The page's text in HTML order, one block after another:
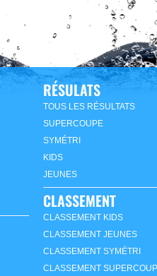
RÉSULATS
TOUS LES RÉSULTATS
SUPERCOUPE
SYMÉTRI
KIDS
JEUNES
CLASSEMENT
CLASSEMENT KIDS
CLASSEMENT JEUNES
CLASSEMENT SYMÉTRI
CLASSEMENT